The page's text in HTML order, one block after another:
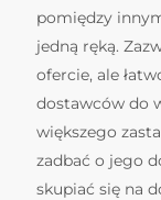
pomiędzy
jedną ręką.
ofercie, ale
dostawców do
większego
zadbać o jego
skupiać się na